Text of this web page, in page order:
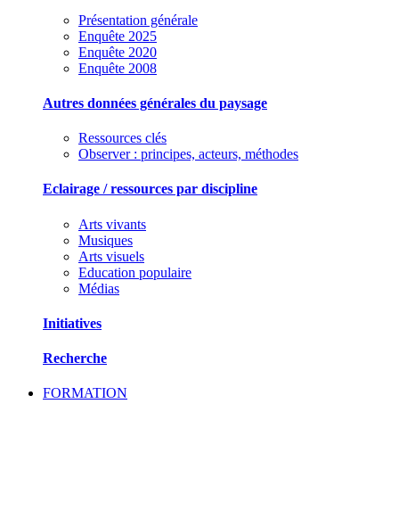
Présentation générale
Enquête 2025
Enquête 2020
Enquête 2008
Autres données générales du paysage
Ressources clés
Observer : principes, acteurs, méthodes
Eclairage / ressources par discipline
Arts vivants
Musiques
Arts visuels
Education populaire
Médias
Initiatives
Recherche
FORMATION